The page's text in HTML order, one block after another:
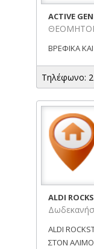
ACTIVE
ΒΡΕΦΙΚΑ
Τηλέφωνο:
ALDI
ALDI
ΣΤΟΝ